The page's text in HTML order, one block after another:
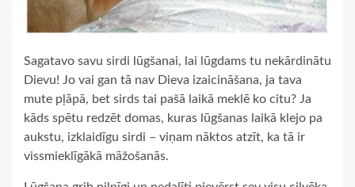
Sagatavo savu sirdi lūgšanai, lai lūgdams tu nekārdinātu
Dievu! Jo vai gan tā nav Dieva izaicināšana, ja tava
mute pļāpā, bet sirds tai pašā laikā meklē ko citu? Ja
kāds spētu redzēt domas, kuras lūgšanas laikā klejo pa
aukstu, izklaidīgu sirdi – viņam nāktos atzīt, ka tā ir
vissmieklīgākā māžošanās.